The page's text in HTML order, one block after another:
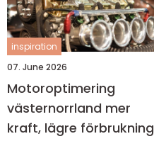
inspiration
07. June 2026
Motoroptimering
västernorrland mer
kraft, lägre förbrukning